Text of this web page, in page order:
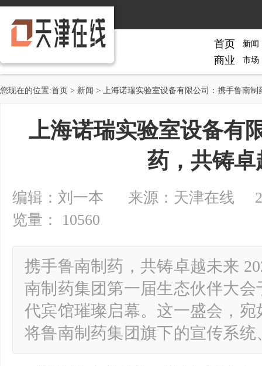
首页 新闻
商业 市场
您现在的位置:首页 > 新闻 > 上海诺瑞实验室设备有限公司：携手鲁南制
上海诺瑞实验室设备有
药，共铸卓
编辑：刘一本 来源：天津在线
览量： 10560
携手鲁南制药，共铸卓越未来
南制药集团第一届生态伙伴大
代宾馆璀璨启幕。这一盛会，
将鲁南制药集团旗下的宣传系